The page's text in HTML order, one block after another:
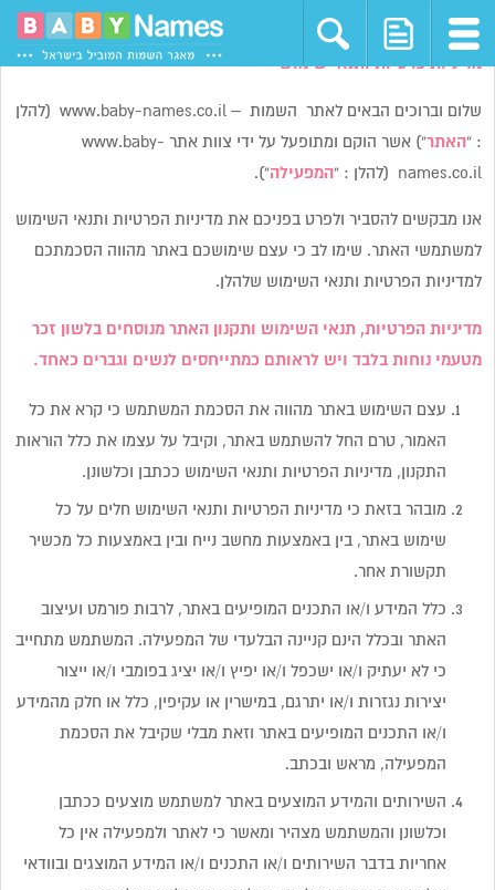
מדיניות פרטיות ותנאי שימוש
שלום וברוכים הבאים לאתר השמות – www.baby-names.co.il (להלן
: “האתר “) אשר הוקם ומתופעל על ידי צוות אתר www.baby-
names.co.il (להלן : “ המפעילה“).
אנו מבקשים להסביר ולפרט בפניכם את מדיניות הפרטיות ותנאי השימוש
למשתמשי האתר. שימו לב כי עצם שימושכם באתר מהווה הסכמתכם
למדיניות הפרטיות ותנאי השימוש שלהלן.
מדיניות הפרטיות, תנאי השימוש ותקנון האתר מנוסחים בלשון זכר
מטעמי נוחות בלבד ויש לראותם כמתייחסים לנשים וגברים כאחד.
עצם השימוש באתר מהווה את הסכמת המשתמש כי קרא את כל
האמור, טרם החל להשתמש באתר, וקיבל על עצמו את כלל הוראות
התקנון, מדיניות הפרטיות ותנאי השימוש ככתבן וכלשונן.
מובהר בזאת כי מדיניות הפרטיות ותנאי השימוש חלים על כל
שימוש באתר, בין באמצעות מחשב נייח ובין באמצעות כל מכשיר
תקשורת אחר.
כלל המידע ו/או התכנים המופיעים באתר, לרבות פורמט ועיצוב
האתר ובכלל הינם קניינה הבלעדי של המפעילה. המשתמש מתחייב
כי לא יעתיק ו/או ישכפל ו/או יפיץ ו/או יציג בפומבי ו/או ייצור
יצירות נגזרות ו/או יתרגם, במישרין או עקיפין, כלל או חלק מהמידע
ו/או התכנים המופיעים באתר וזאת מבלי שקיבל את הסכמת
המפעילה, מראש ובכתב.
השירותים והמידע המוצעים באתר למשתמש מוצעים ככתבן
וכלשונן והמשתמש מצהיר ומאשר כי לאתר ולמפעילה אין כל
אחריות בדבר השירותים ו/או התכנים ו/או המידע המוצגים ובוודאי